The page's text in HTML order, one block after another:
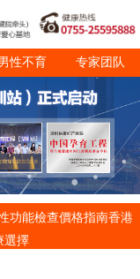
性不育 专家团队
功能檢查價格指南香港
選擇